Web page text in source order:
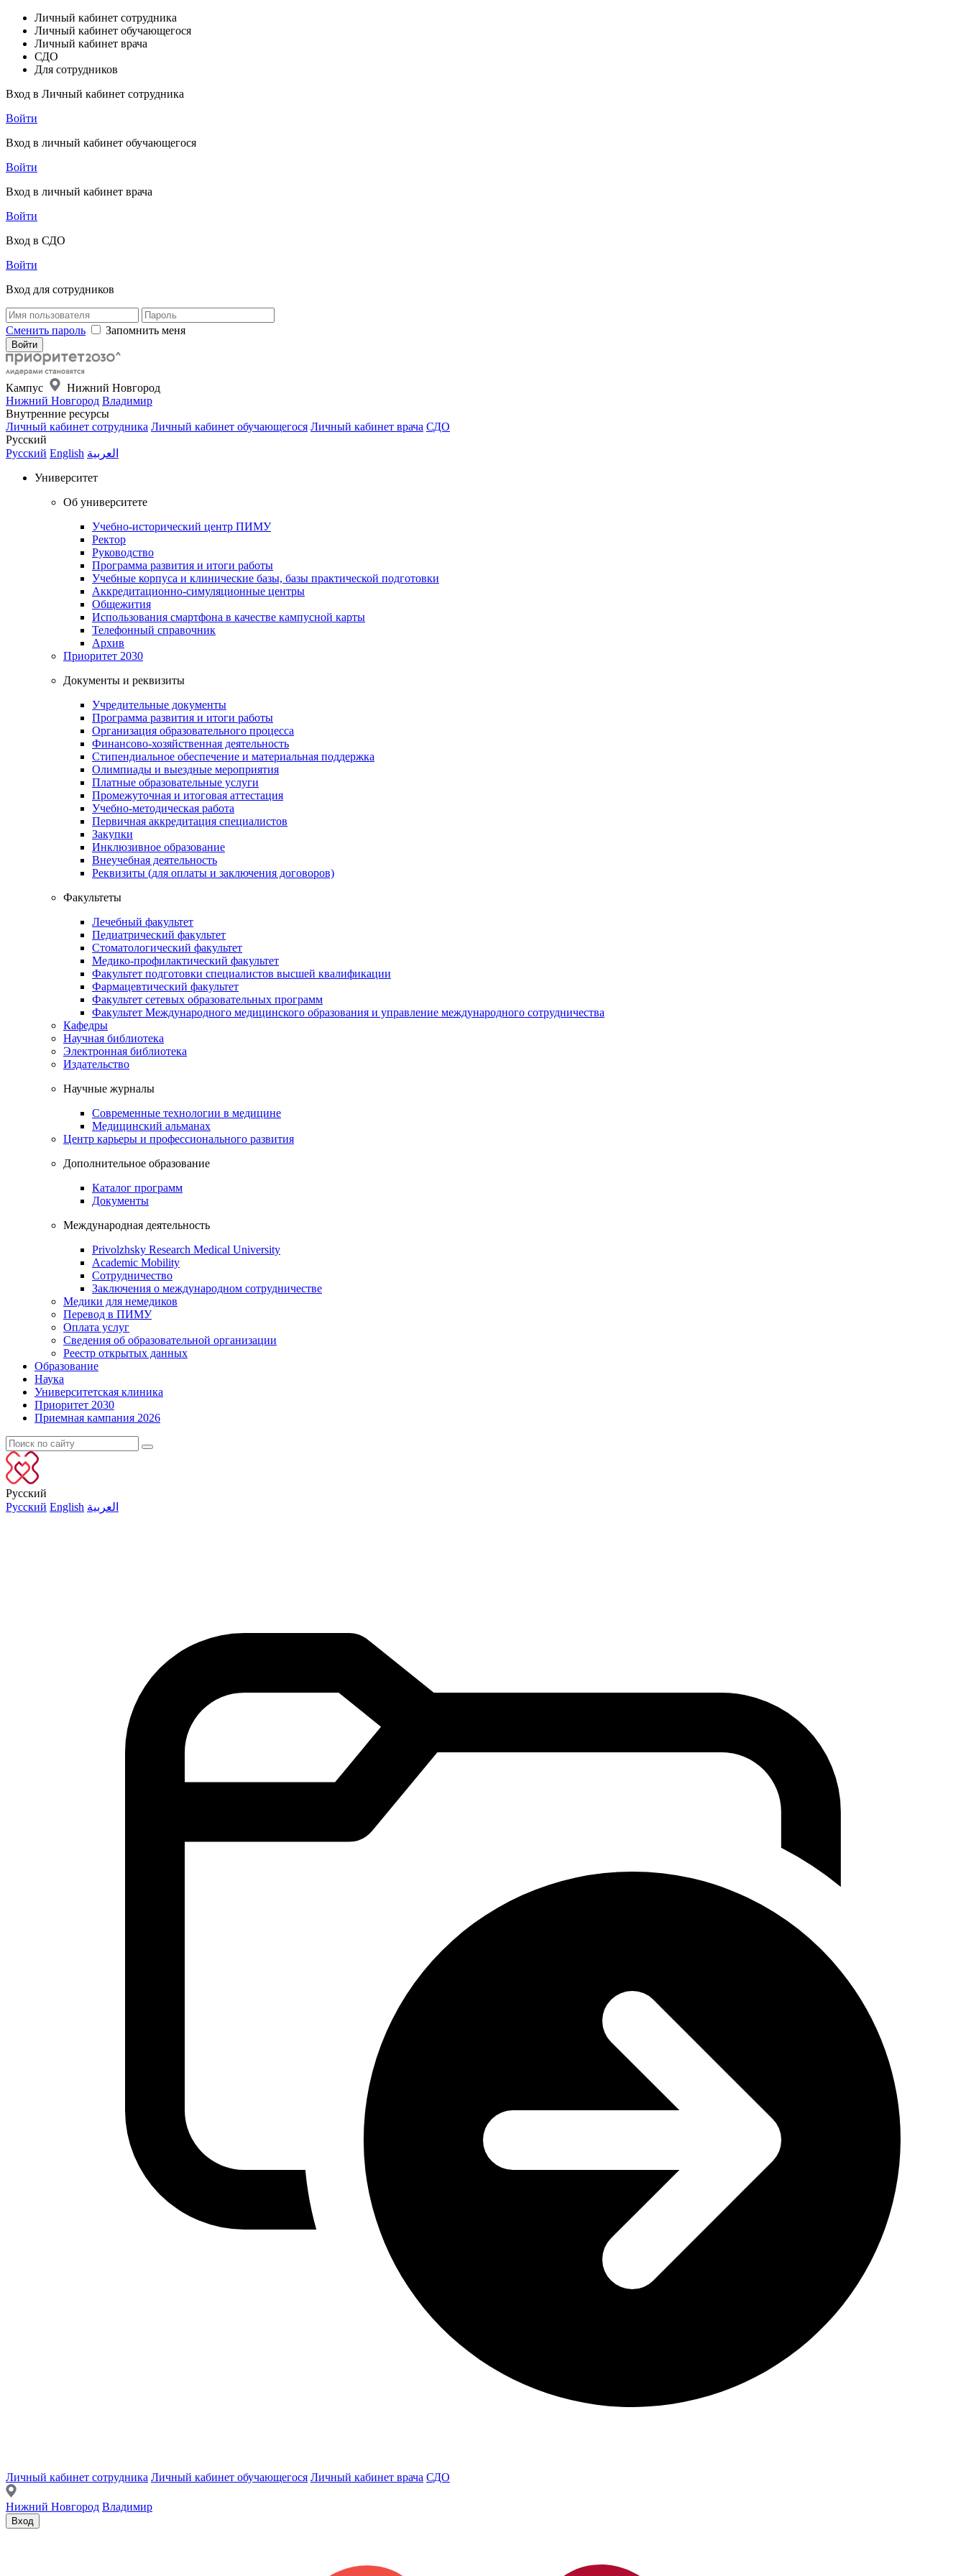
Личный кабинет сотрудника
Личный кабинет обучающегося
Личный кабинет врача
СДО
Для сотрудников
Вход в Личный кабинет сотрудника
Войти
Вход в личный кабинет обучающегося
Войти
Вход в личный кабинет врача
Войти
Вход в СДО
Войти
Вход для сотрудников
Сменить пароль Запомнить меня
Кампус
Нижний Новгород
Нижний Новгород Владимир
Внутренние ресурсы
Личный кабинет сотрудника Личный кабинет обучающегося Личный кабинет врача СДО
Русский
Русский English العربية
Университет
Об университете
Учебно-исторический центр ПИМУ
Ректор
Руководство
Программа развития и итоги работы
Учебные корпуса и клинические базы, базы практической подготовки
Аккредитационно-симуляционные центры
Общежития
Использования смартфона в качестве кампусной карты
Телефонный справочник
Архив
Приоритет 2030
Документы и реквизиты
Учредительные документы
Программа развития и итоги работы
Организация образовательного процесса
Финансово-хозяйственная деятельность
Стипендиальное обеспечение и материальная поддержка
Олимпиады и выездные мероприятия
Платные образовательные услуги
Промежуточная и итоговая аттестация
Учебно-методическая работа
Первичная аккредитация специалистов
Закупки
Инклюзивное образование
Внеучебная деятельность
Реквизиты (для оплаты и заключения договоров)
Факультеты
Лечебный факультет
Педиатрический факультет
Стоматологический факультет
Медико-профилактический факультет
Факультет подготовки специалистов высшей квалификации
Фармацевтический факультет
Факультет сетевых образовательных программ
Факультет Международного медицинского образования и управление международного сотрудничества
Кафедры
Научная библиотека
Электронная библиотека
Издательство
Научные журналы
Современные технологии в медицине
Медицинский альманах
Центр карьеры и профессионального развития
Дополнительное образование
Каталог программ
Документы
Международная деятельность
Privolzhsky Research Medical University
Academic Mobility
Сотрудничество
Заключения о международном сотрудничестве
Медики для немедиков
Перевод в ПИМУ
Оплата услуг
Сведения об образовательной организации
Реестр открытых данных
Образование
Наука
Университетская клиника
Приоритет 2030
Приемная кампания 2026
Русский
Русский English العربية
Личный кабинет сотрудника Личный кабинет обучающегося Личный кабинет врача СДО
Нижний Новгород Владимир
Вход